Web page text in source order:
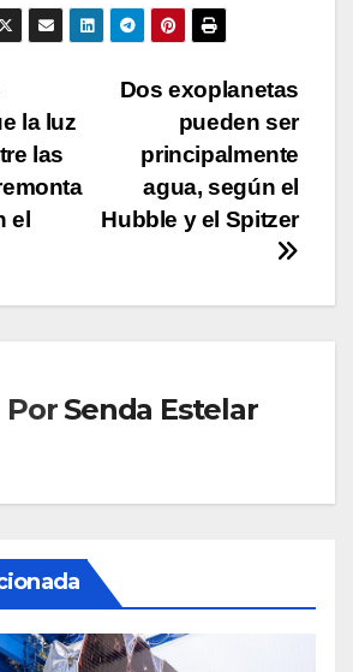
Dos exoplanetas
pueden ser
principalmente
agua, según el
Hubble y el Spitzer
la luz
las
el
Por Senda Estelar